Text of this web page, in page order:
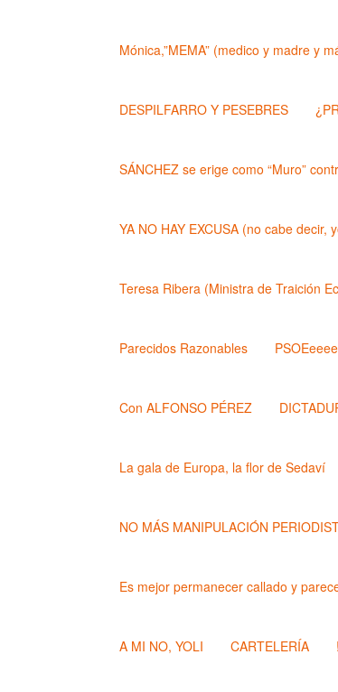
Mónica,”MEMA” (medico y madre y
DESPILFARRO Y PESEBRES
SÁNCHEZ se erige como “Muro”
YA NO HAY EXCUSA (no cabe decir,
Teresa Ribera (Ministra de Traición
Parecidos Razonables
Con ALFONSO PÉREZ
La gala de Europa, la flor de Sedaví
NO MÁS MANIPULACIÓN
Es mejor permanecer callado y
A MI NO, YOLI CARTELERÍA